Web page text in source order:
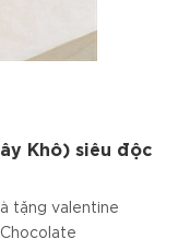
siêu độc
tặng valentine